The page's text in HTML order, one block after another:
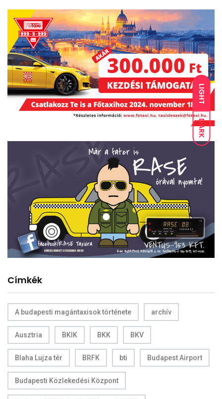
LIGHT
DARK
Címkék
A budapesti magántaxisok története archív
Ausztria BKIK BKK BKV
Blaha Lujza tér BRFK bti Budapest Airport
Budapesti Közlekedési Központ